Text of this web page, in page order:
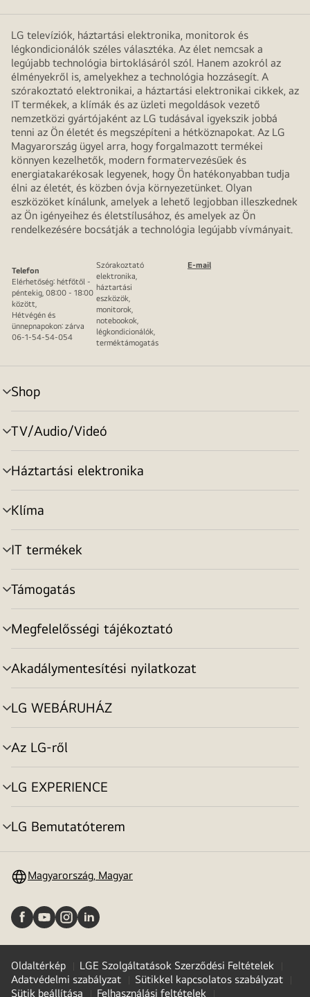
LG televíziók, háztartási elektronika, monitorok és
légkondicionálók széles választéka. Az élet nemcsak a
legújabb technológia birtoklásáról szól. Hanem azokról az
élményekről is, amelyekhez a technológia hozzásegít. A
szórakoztató elektronikai, a háztartási elektronikai cikkek, az
IT termékek, a klímák és az üzleti megoldások vezető
nemzetközi gyártójaként az LG tudásával igyekszik jobbá
tenni az Ön életét és megszépíteni a hétköznapokat. Az LG
Magyarország ügyel arra, hogy forgalmazott termékei
könnyen kezelhetők, modern formatervezésűek és
energiatakarékosak legyenek, hogy Ön hatékonyabban tudja
élni az életét, és közben óvja környezetünket. Olyan
eszközöket kínálunk, amelyek a lehető legjobban illeszkednek
az Ön igényeihez és életstílusához, és amelyek az Ön
rendelkezésére bocsátják a technológia legújabb vívmányait.
Telefon
Elérhetőség: hétfőtől -
péntekig, 08:00 - 18:00
között,
Hétvégén és
ünnepnapokon: zárva
06-1-54-54-054
Szórakoztató
elektronika,
háztartási
eszközök,
monitorok,
notebookok,
légkondicionálók,
terméktámogatás
E-mail
Shop
menu
toggle
TV/Audio/Videó
menu
toggle
Háztartási elektronika
menu
toggle
Klíma
menu
toggle
IT termékek
menu
toggle
Támogatás
menu
toggle
Megfelelősségi tájékoztató
menu
toggle
Akadálymentesítési nyilatkozat
menu
toggle
LG WEBÁRUHÁZ
menu
toggle
Az LG-ről
menu
toggle
LG EXPERIENCE
menu
toggle
LG Bemutatóterem
menu
Magyarország, Magyar
Oldaltérkép
LGE Szolgáltatások Szerződési Feltételek
Adatvédelmi szabályzat
Sütikkel kapcsolatos szabályzat
Sütik beállítása
Felhasználási feltételek